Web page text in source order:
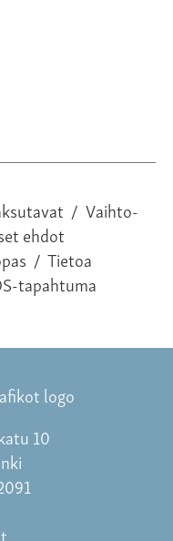
/ Vaihto-
ehdot
/ Tietoa
tapahtuma
10